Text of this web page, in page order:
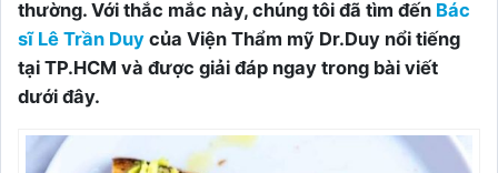
thường. Với thắc mắc này, chúng tôi đã tìm đến Bác
sĩ Lê Trần Duy của Viện Thẩm mỹ Dr.Duy nổi tiếng
tại TP.HCM và được giải đáp ngay trong bài viết
dưới đây.